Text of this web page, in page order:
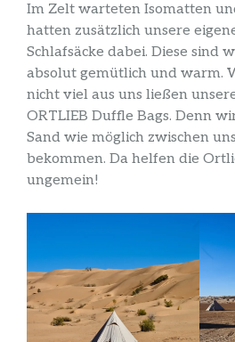
Im Zelt warteten Isomatten
hatten zusätzlich unsere
Schlafsäcke dabei. Diese sind
absolut gemütlich und warm.
nicht viel aus uns ließen
ORTLIEB Duffle Bags. Denn
Sand wie möglich zwischen
bekommen. Da helfen die
ungemein!